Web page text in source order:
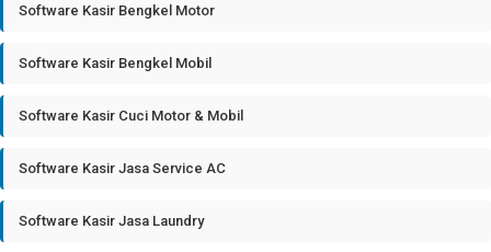
Software Kasir Bengkel Motor
Software Kasir Bengkel Mobil
Software Kasir Cuci Motor & Mobil
Software Kasir Jasa Service AC
Software Kasir Jasa Laundry